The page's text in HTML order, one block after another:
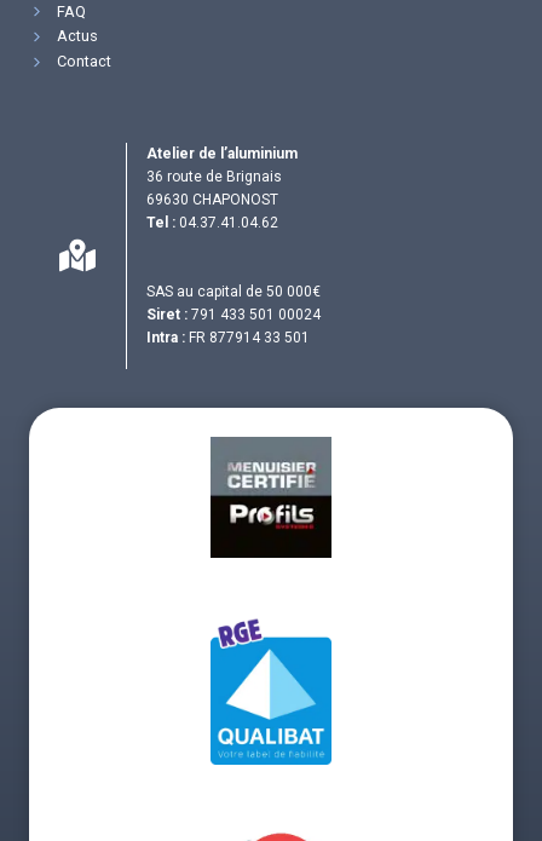
FAQ
Actus
Contact
Atelier de l’aluminium
36 route de Brignais
69630 CHAPONOST
Tel : 04.37.41.04.62
SAS au capital de 50 000€
Siret : 791 433 501 00024
Intra : FR 877914 33 501